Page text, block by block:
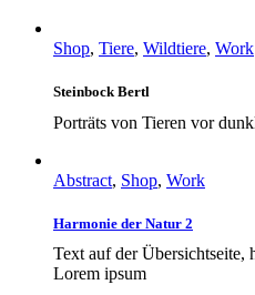
Shop, Tiere, Wildtiere, Work
Steinbock Bertl
Porträts von Tieren vor
Abstract, Shop, Work
Harmonie der Natur 2
Text auf der
Lorem ipsum